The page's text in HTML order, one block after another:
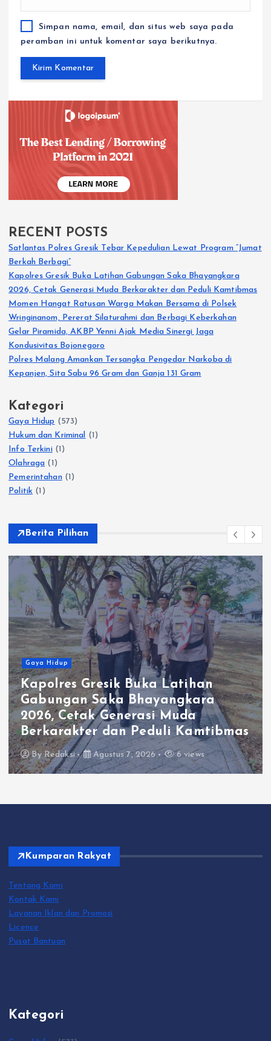
Simpan nama, email, dan situs web saya pada
peramban ini untuk komentar saya berikutnya.
RECENT POSTS
Satlantas Polres Gresik Tebar Kepedulian Lewat Program “Jumat
Berkah Berbagi”
Kapolres Gresik Buka Latihan Gabungan Saka Bhayangkara
2026, Cetak Generasi Muda Berkarakter dan Peduli Kamtibmas
Momen Hangat Ratusan Warga Makan Bersama di Polsek
Wringinanom, Pererat Silaturahmi dan Berbagi Keberkahan
Gelar Piramida, AKBP Yenni Ajak Media Sinergi Jaga
Kondusivitas Bojonegoro
Polres Malang Amankan Tersangka Pengedar Narkoba di
Kepanjen, Sita Sabu 96 Gram dan Ganja 131 Gram
Kategori
Gaya Hidup (573)
Hukum dan Kriminal (1)
Info Terkini(1)
Olahraga (1)
Pemerintahan(1)
Politik (1)
Berita Pilihan
Gaya Hidup
Momen Hangat Ratusan Warga
Makan Bersama di Polsek
Wringinanom, Pererat
dan Berbagi Keberkahan
ByRedaksi Agustus 7, 2026 2 views
Kumparan Rakyat
Tentang Kami
Kontak Kami
Layanan Iklan dan Promosi
Licence
Pusat Bantuan
Kategori